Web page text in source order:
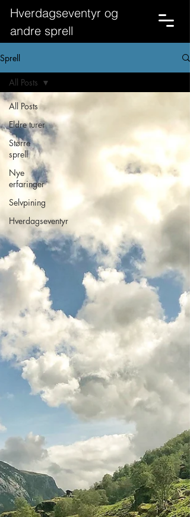
Hverdagseventyr og
andre sprell
Sprell
All Posts
Eldre turer
Større
sprell
Nye
erfaringer
Selvpining
Hverdagseventyr
All Posts